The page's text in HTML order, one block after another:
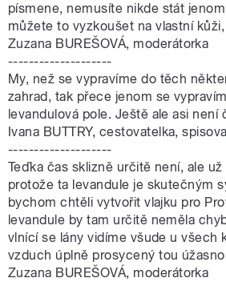
písmene, nemusíte nikde stát
můžete to vyzkoušet na vlastní
Zuzana BUREŠOVÁ, moderátorka
--------------------
My, než se vypravíme do těch
zahrad, tak přece jenom se
levandulová pole. Ještě ale asi není
Ivana BUTTRY, cestovatelka,
--------------------
Teďka čas sklizně určitě není, ale
protože ta levandule je skutečným
bychom chtěli vytvořit vlajku pro
levandule by tam určitě neměla
vlnící se lány vidíme všude u všech
vzduch úplně prosycený tou
Zuzana BUREŠOVÁ, moderátorka